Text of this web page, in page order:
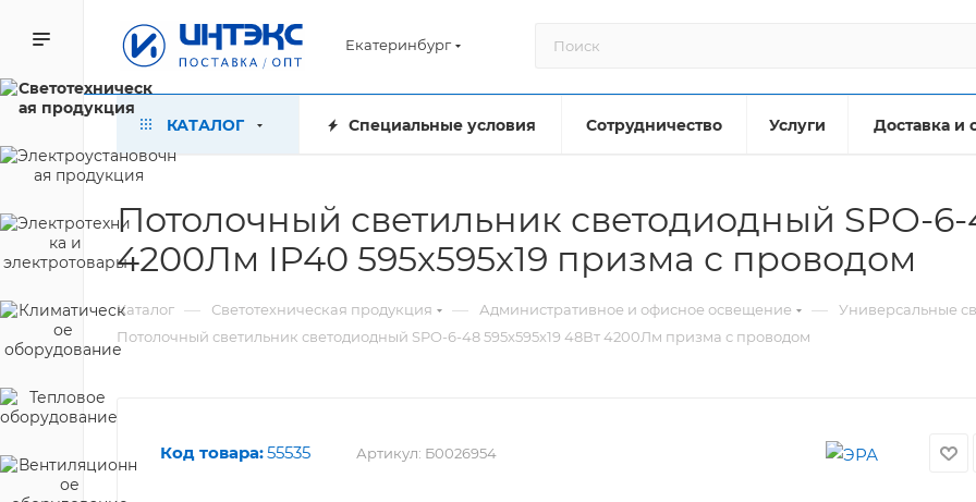
Екатеринбург
КАТАЛОГ Специальные условия Сотрудничество Услуги Доставка и
Потолочный светильник светодиодный SPO-
4200Лм IP40 595х595х19 призма с проводом
Каталог — Светотехническая продукция — Административное и офисное освещение —
Универсальные
Потолочный светильник светодиодный SPO-6-48 595x595x19 48Вт 4200Лм призма с проводом
Код товара:55535 Артикул: Б0026954